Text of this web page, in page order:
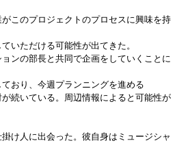
このプロジェクトのプロセスに興味を持
いただける可能性が出てきた。
ンの部長と共同で企画をしていくことに
おり、今週プランニングを進める
続いている。周辺情報によると可能性が
け人に出会った。彼自身はミュージシャ